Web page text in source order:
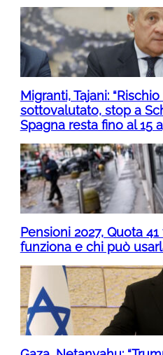
Migranti, Tajani:
sottovalutato, stop a
Spagna resta fino al 15
Pensioni 2027, Quota
funziona e chi può